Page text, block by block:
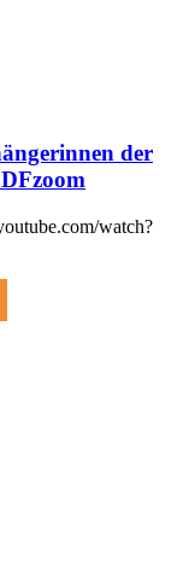
der
watch?